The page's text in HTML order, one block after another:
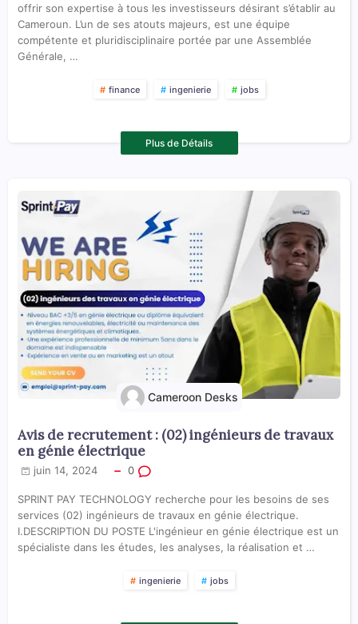
offrir son expertise à tous les investisseurs désirant s’établir au
Cameroun. L’un de ses atouts majeurs, est une équipe
compétente et pluridisciplinaire portée par une Assemblée
Générale, …
finance ingenierie jobs
Plus de Détails
Avis de recrutement : (02) ingénieurs de travaux
en génie électrique
juin 14, 2024 0
SPRINT PAY TECHNOLOGY recherche pour les besoins de ses
services (02) ingénieurs de travaux en génie électrique.
I.DESCRIPTION DU POSTE L'ingénieur en génie électrique est un
spécialiste dans les études, les analyses, la réalisation et …
ingenierie jobs
Cameroon Desks